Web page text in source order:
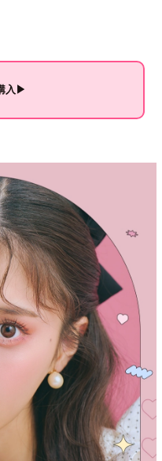
入▶